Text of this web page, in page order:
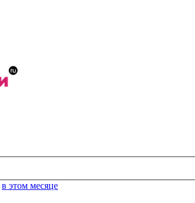
в этом месяце